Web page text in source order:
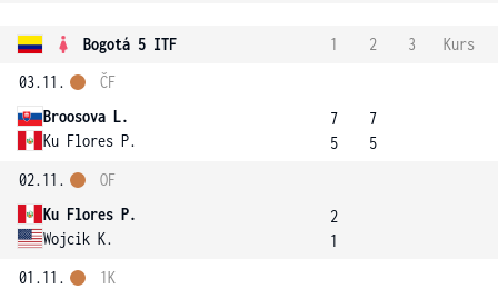
Bogotá 5 ITF 1 2 3
Kurs
03.11.
Broosova L.
Ku Flores P.
ČF
7
5
7
5
02.11.
Ku Flores P.
Wojcik K.
OF
2
1
01.11.
1K